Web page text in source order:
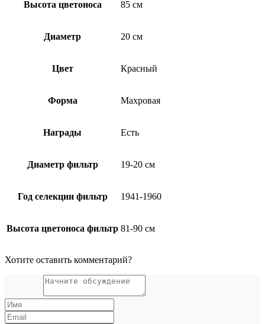
Высота цветоноса 85 см
Диаметр 20 см
Цвет Красный
Форма Махровая
Награды Есть
Диаметр фильтр 19-20 см
Год селекции фильтр 1941-1960
Высота цветоноса фильтр 81-90 см
Хотите оставить комментарий?